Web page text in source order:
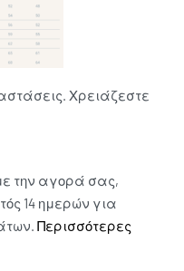
Χρειάζεστε
την αγορά σας,
14 ημερών για
Περισσότερες